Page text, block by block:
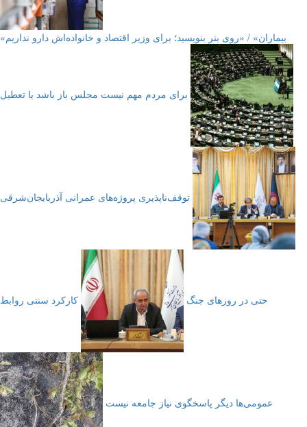
بیماران» / «روی بنر بنویسید؛ برای وزیر اقتصاد و خانواده‌اش دارو نداریم»
برای مردم مهم نیست مجلس باز باشد یا تعطیل
توقف‌ناپذیری پروژه‌های عمرانی آذربایجان‌شرقی
حتی در روزهای جنگ کارکرد سنتی روابط
عمومی‌ها دیگر پاسخگوی نیاز جامعه نیست